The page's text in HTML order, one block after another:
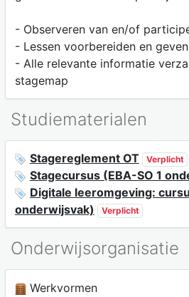
- Observeren van en/of
- Lessen voorbereiden en geven
- Alle relevante informatie
stagemap
Studiematerialen
Stagereglement OT Verplicht
Stagecursus (EBA-SO 1
Digitale leeromgeving:
onderwijsvak)
Verplicht
Onderwijsorganisatie
Werkvormen